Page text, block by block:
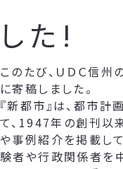
した!
このたび、ＵＤＣ信
に寄稿しました。
『新都市』は、都市計
て、1947年の創刊以
や事例紹介を掲載し
験者や行政関係者を